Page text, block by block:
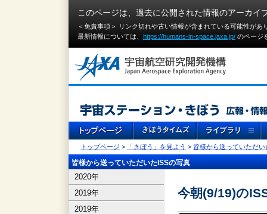
このページは、過去に公開された情報のアーカイ
＜免責事項＞ リンク切れや古い情報が含まれている可能性が
最新情報については、 https://humans-in-space.jaxa.jp/ のページ
トップページ > 「きぼう」を見よう > 皆様から送っていただい
皆様から送っていただいたISSの写真
2020年
2019年
2019年
今朝(9/19)の